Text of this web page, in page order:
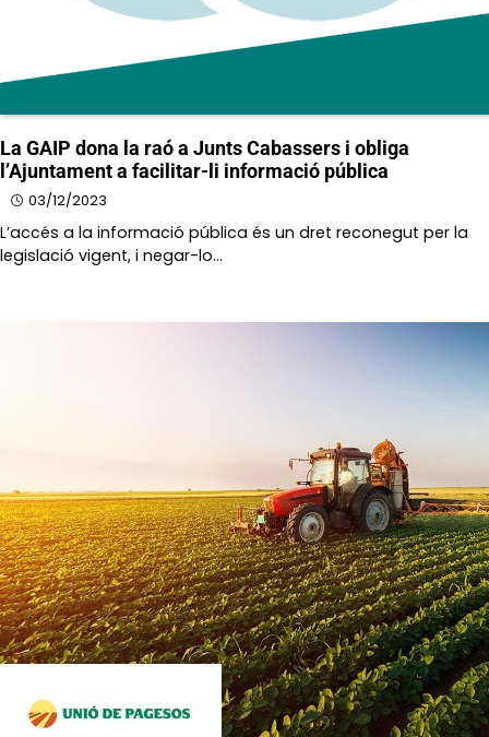
La GAIP dona la raó a Junts Cabassers i obliga
l’Ajuntament a facilitar-li informació pública
03/12/2023
L’accés a la informació pública és un dret reconegut per la
legislació vigent, i negar-lo…